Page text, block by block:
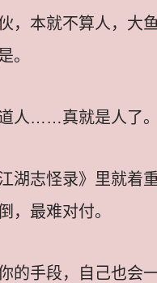
，本就不算人，大
。
人……真就是人了。
湖志怪录》里就着重
，最难对付。
的手段，自己也会